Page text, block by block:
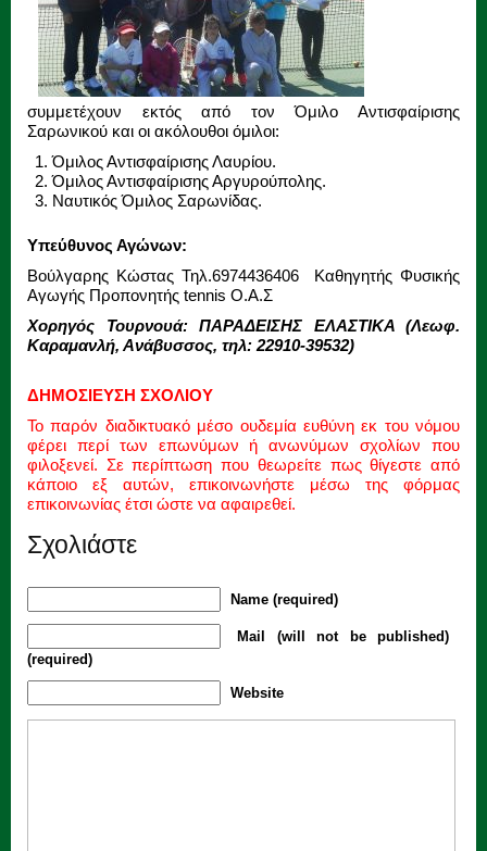
συμμετέχουν εκτός από τον Όμιλο Αντισφαίρισης
Σαρωνικού και οι ακόλουθοι όμιλοι:
Όμιλος Αντισφαίρισης Λαυρίου.
Όμιλος Αντισφαίρισης Αργυρούπολης.
Ναυτικός Όμιλος Σαρωνίδας.
Υπεύθυνος Αγώνων:
Βούλγαρης Κώστας Τηλ.6974436406 Καθηγητής Φυσικής
Αγωγής Προπονητής tennis O.A.Σ
Χορηγός Τουρνουά: ΠΑΡΑΔΕΙΣΗΣ ΕΛΑΣΤΙΚΑ (Λεωφ.
Καραμανλή, Ανάβυσσος, τηλ: 22910-39532)
ΔΗΜΟΣΙΕΥΣΗ ΣΧΟΛΙΟΥ
Το παρόν διαδικτυακό μέσο ουδεμία ευθύνη εκ του νόμου
φέρει περί των επωνύμων ή ανωνύμων σχολίων που
φιλοξενεί. Σε περίπτωση που θεωρείτε πως θίγεστε από
κάποιο εξ αυτών, επικοινωνήστε μέσω της φόρμας
επικοινωνίας έτσι ώστε να αφαιρεθεί.
Σχολιάστε
Name (required)
Mail (will not be published)
(required)
Website